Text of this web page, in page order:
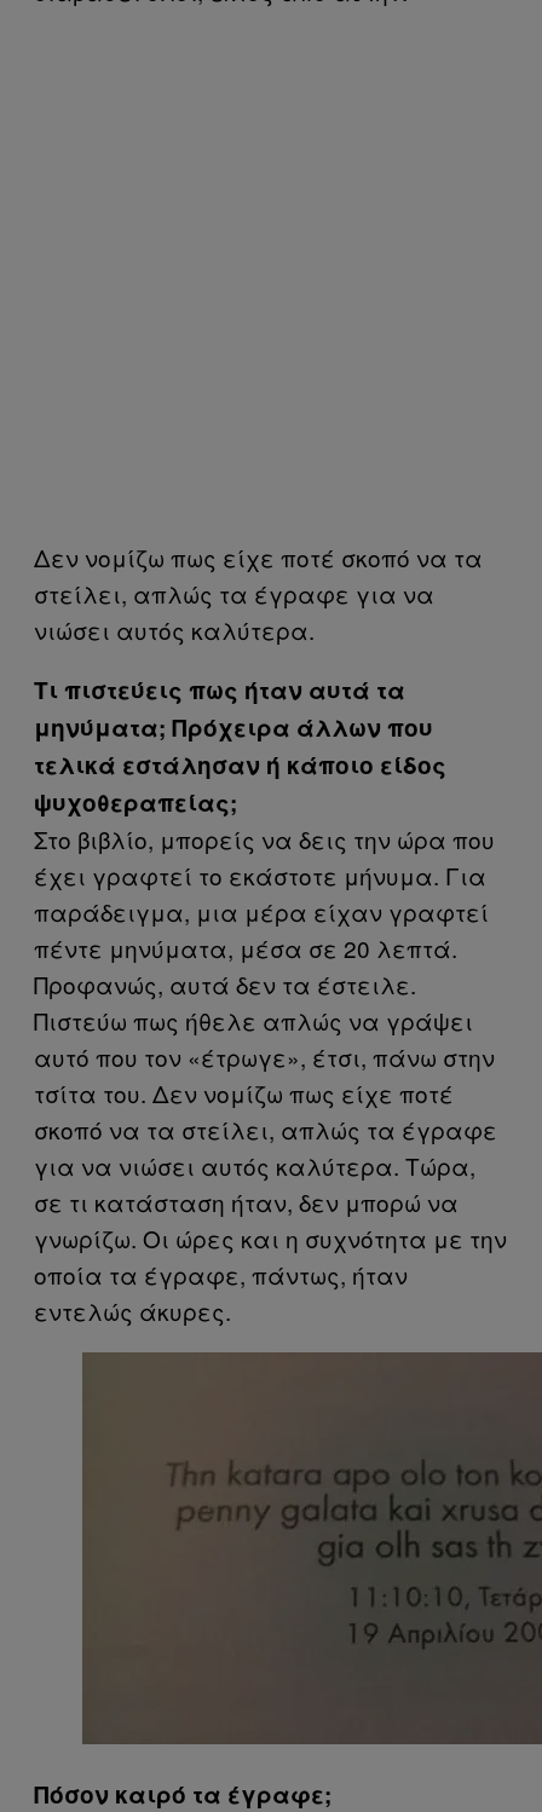
Δεν νομίζω πως είχε ποτέ σκοπό να τα
στείλει, απλώς τα έγραφε για να
νιώσει αυτός καλύτερα.
Τι πιστεύεις πως ήταν αυτά τα
μηνύματα; Πρόχειρα άλλων που
τελικά εστάλησαν ή κάποιο είδος
ψυχοθεραπείας;
Στο βιβλίο, μπορείς να δεις την ώρα που
έχει γραφτεί το εκάστοτε μήνυμα. Για
παράδειγμα, μια μέρα είχαν γραφτεί
πέντε μηνύματα, μέσα σε 20 λεπτά.
Προφανώς, αυτά δεν τα έστειλε.
Πιστεύω πως ήθελε απλώς να γράψει
αυτό που τον «έτρωγε», έτσι, πάνω στην
τσίτα του. Δεν νομίζω πως είχε ποτέ
σκοπό να τα στείλει, απλώς τα έγραφε
για να νιώσει αυτός καλύτερα. Τώρα,
σε τι κατάσταση ήταν, δεν μπορώ να
γνωρίζω. Οι ώρες και η συχνότητα με την
οποία τα έγραφε, πάντως, ήταν
εντελώς άκυρες.
Πόσον καιρό τα έγραφε;